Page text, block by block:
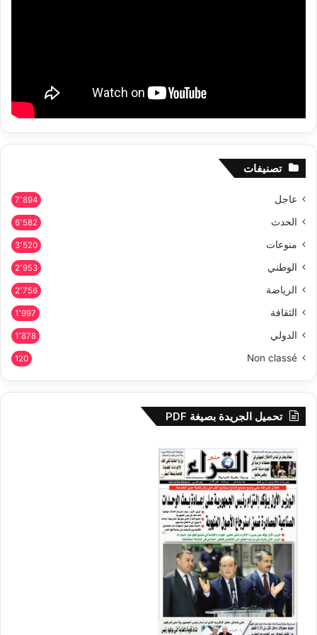
تصنيفات
عاجل 7٬894
الحدث 6٬582
منوعات 3٬520
الوطني 2٬953
الرياضة 2٬756
الثقافة 1٬997
الدولي 1٬878
Non classé
120
تحميل الجريدة بصيغة PDF